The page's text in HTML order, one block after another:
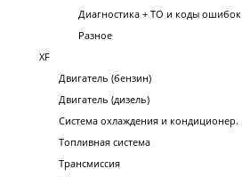
Диагностика + ТО и коды ошибок
Разное
XF
Двигатель (бензин)
Двигатель (дизель)
Система охлаждения и кондиционер.
Топливная система
Трансмиссия